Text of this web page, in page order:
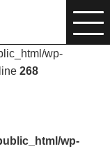
wp-
268
wp-